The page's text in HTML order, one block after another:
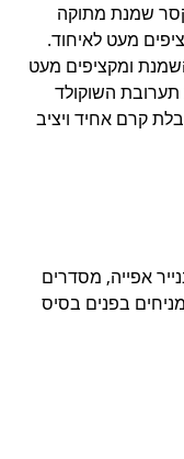
שמנת מתוקה
מעט לאיחוד.
ומקציפים מעט
תערובת השוקולד
קרם אחיד ויציב
תבנית 22 בנייר אפייה, מסדרים
בפנים בסיס